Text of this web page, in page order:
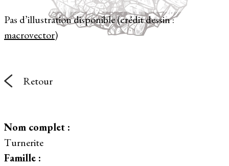
Pas d’illustration disponible (crédit dessin :
macrovector)
Retour
Nom complet :
Turnerite
Famille :